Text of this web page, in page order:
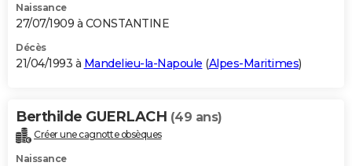
Naissance
27/07/1909 à CONSTANTINE
Décès
21/04/1993 à Mandelieu-la-Napoule (Alpes-Maritimes)
Berthilde GUERLACH (49 ans)
Créer une cagnotte obsèques
Naissance